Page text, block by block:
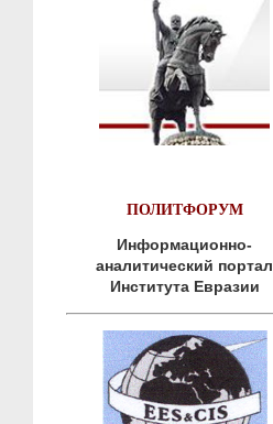
ПОЛИТФОРУМ
Информационно-
аналитический портал
Института Евразии